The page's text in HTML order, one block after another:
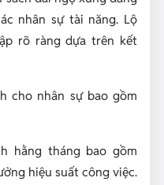
nhân sự tài năng. Lộ
rõ ràng dựa trên kết
cho nhân sự bao gồm
hằng tháng bao gồm
hiệu suất công việc.